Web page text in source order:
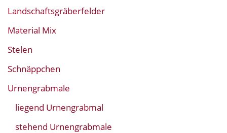
Landschaftsgräberfelder
Material Mix
Stelen
Schnäppchen
Urnengrabmale
liegend Urnengrabmal
stehend Urnengrabmale